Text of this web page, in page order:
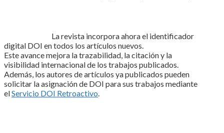
La revista incorpora ahora el identificador
digital DOI en todos los artículos nuevos.
Este avance mejora la trazabilidad, la citación y la
visibilidad internacional de los trabajos publicados.
Además, los autores de artículos ya publicados pueden
solicitar la asignación de DOI para sus trabajos mediante
elServicio DOI Retroactivo.